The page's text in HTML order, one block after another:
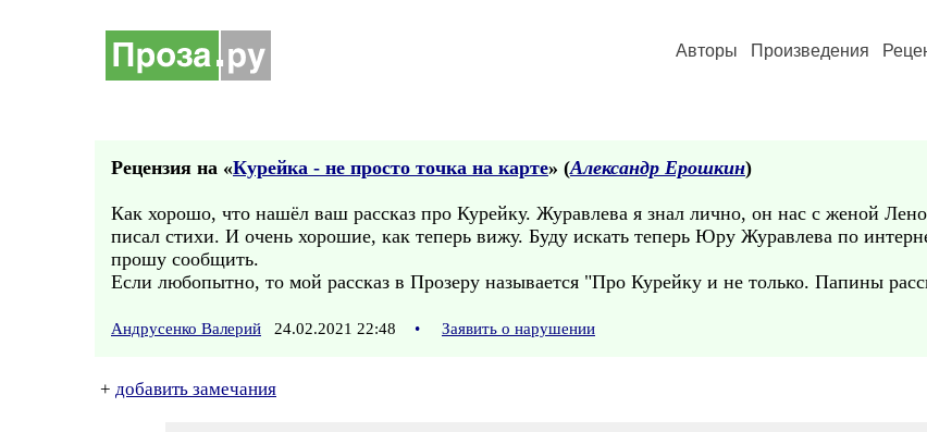
Авторы Произведения
Рецензия на «Курейка - не просто точка на карте» (Александр Ерошкин)
Как хорошо, что нашёл ваш рассказ про Курейку. Журавлева я знал лично, он нас с женой
писал стихи. И очень хорошие, как теперь вижу. Буду искать теперь Юру Журавлева по
прошу сообщить.
Если любопытно, то мой рассказ в Прозеру называется "Про Курейку и не только. Папины
Андрусенко Валерий 24.02.2021 22:48 • Заявить о нарушении
+ добавить замечания